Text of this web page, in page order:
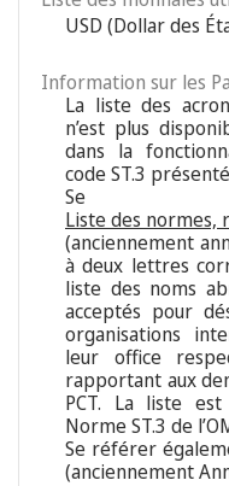
USD (Dollar des
Information sur les
La liste des
n’est plus
dans la
code ST.3
Se
Liste des normes,
(anciennement
à deux lettres
liste des noms
acceptés pour
organisations
leur office
rapportant aux
PCT. La liste
Norme ST.3 de
Se référer
(anciennement